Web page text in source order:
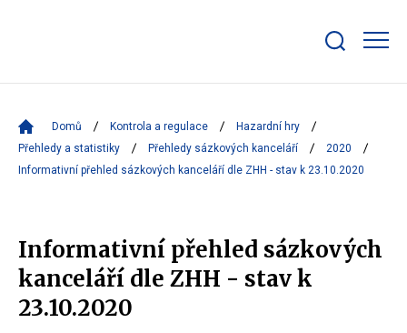
bar
Domů Kontrola a regulace
Hazardní hry
Přehledy a statistiky
Přehledy sázkových kanceláří
2020
Informativní přehled sázkových kanceláří dle ZHH - stav k 23.10.2020
Informativní přehled sázkových
kanceláří dle ZHH - stav k
23.10.2020